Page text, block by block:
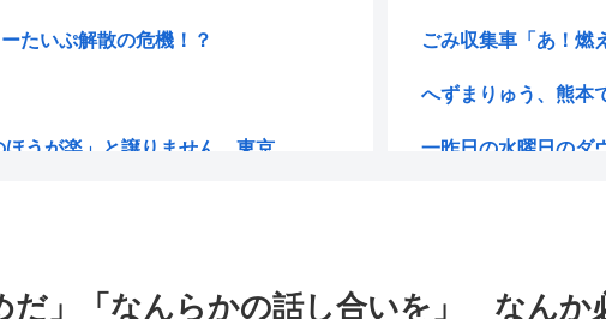
たいぷ解散の危機！？
うが楽」と譲りません。東京...
へ 官邸幹部「協力的でなか...
未満女児のわいせつ画像デ...
ごみ収集車「あ！燃
へずまりゅう、熊本
一昨日の水曜日のダ
嫌儲やってる中学生
元ジャンポケ斎藤メ
だ」「なんらかの話し合いを」 なんか